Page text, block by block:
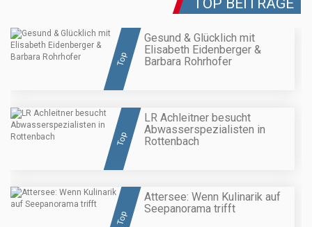
TOP BEITRÄGE
Top
Gesund & Glücklich mit
Elisabeth Eidenberger &
Barbara Rohrhofer
Top
LR Achleitner besucht
Abwasserspezialisten in
Rottenbach
Top
Attersee: Wenn Kulinarik auf
Seepanorama trifft